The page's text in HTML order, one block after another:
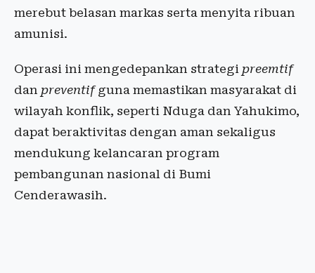
merebut belasan markas serta menyita ribuan
amunisi.
Operasi ini mengedepankan strategi preemtif
dan preventifguna memastikan masyarakat di
wilayah konflik, seperti Nduga dan Yahukimo,
dapat beraktivitas dengan aman sekaligus
mendukung kelancaran program
pembangunan nasional di Bumi
Cenderawasih.